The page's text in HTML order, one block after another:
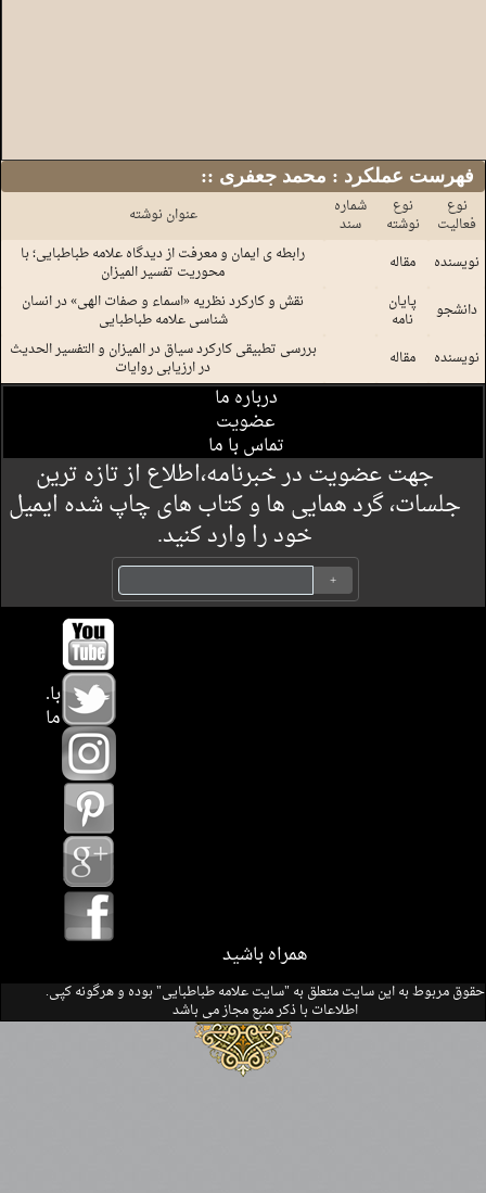
:: فهرست عملکرد : محمد جعفری
عنوان نوشته شماره
سند
نوع
نوشته
نوع
فعالیت
رابطه ی ایمان و معرفت از دیدگاه علامه طباطبایی؛ با
محوریت تفسیر المیزان مقاله
نویسنده
نقش و کارکرد نظریه «اسماء و صفات الهی» در انسان
شناسی علامه طباطبایی
پایان
نامه
دانشجو
بررسی تطبیقی کارکرد سیاق در المیزان و التفسیر الحدیث
در ارزیابی روایات مقاله نویسنده
درباره ما
عضویت
تماس با ما
جهت عضویت در خبرنامه،اطلاع از تازه ترین
جلسات، گرد همایی ها و کتاب های چاپ شده ایمیل
خود را وارد کنید.
.با
ما
همراه باشید
.حقوق مربوط به این سایت متعلق به "سایت علامه طباطبایی" بوده و هرگونه کپی
اطلاعات با ذکر منبع مجاز می باشد